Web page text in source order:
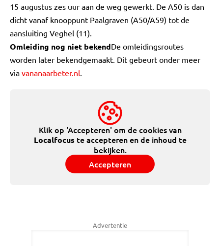
15 augustus zes uur aan de weg gewerkt. De A50 is dan
dicht vanaf knooppunt Paalgraven (A50/A59) tot de
aansluiting Veghel (11).
Omleiding nog niet bekendDe omleidingsroutes
worden later bekendgemaakt. Dit gebeurt onder meer
via vananaarbeter.nl.
Klik op 'Accepteren' om de cookies van
Localfocus te accepteren en de inhoud te
bekijken.
Accepteren
Advertentie